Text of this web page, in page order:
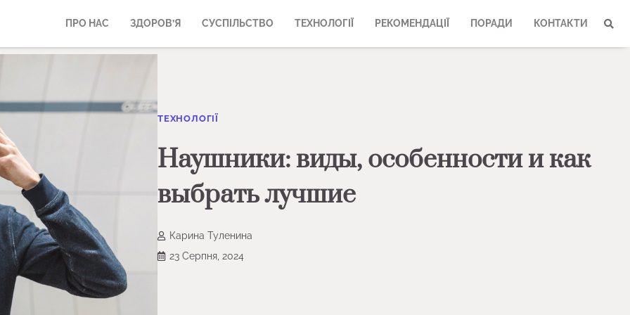
ПРО НАС ЗДОРОВ’Я СУСПІЛЬСТВО ТЕХНОЛОГІЇ РЕКОМЕНДАЦІЇ ПОРАДИ КОНТАКТИ
ТЕХНОЛОГІЇ
Наушники: виды, особенности и как
выбрать лучшие
Карина Туленина
23 Серпня, 2024